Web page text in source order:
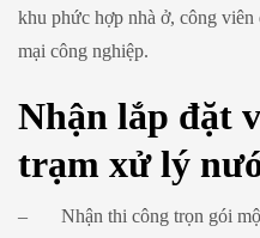
khu phức hợp nhà ở, công
mại công nghiệp.
Nhận lắp đặt
trạm xử lý
– Nhận thi công trọn gói một